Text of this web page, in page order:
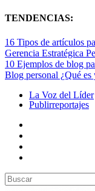
TENDENCIAS:
16 Tipos de artículos
Gerencia Estratégica
10 Ejemplos de blog
Blog personal ¿Qué es
La Voz del Líder
Publirreportajes